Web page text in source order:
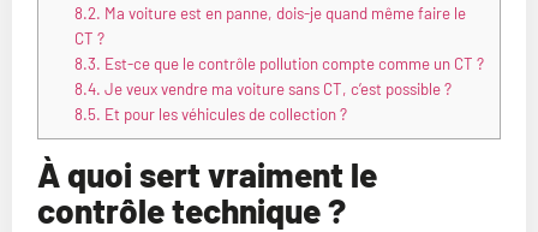
8.2. Ma voiture est en panne, dois-je quand même faire le
CT ?
8.3. Est-ce que le contrôle pollution compte comme un CT ?
8.4. Je veux vendre ma voiture sans CT, c’est possible ?
8.5. Et pour les véhicules de collection ?
À quoi sert vraiment le
contrôle technique ?